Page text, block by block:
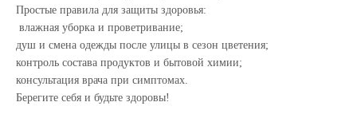
Простые правила для защиты здоровья:
влажная уборка и проветривание;
душ и смена одежды после улицы в сезон цветения;
контроль состава продуктов и бытовой химии;
консультация врача при симптомах.
Берегите себя и будьте здоровы!